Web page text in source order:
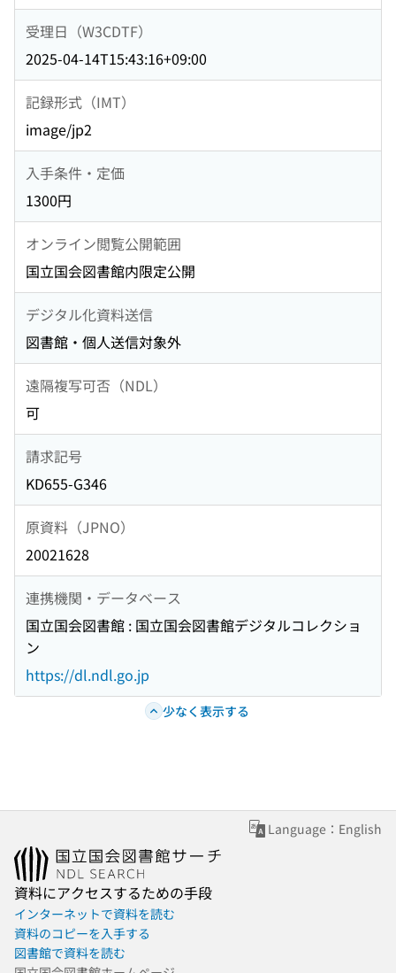
受理日（W3CDTF）
2025-04-14T15:43:16+09:00
記録形式（IMT）
image/jp2
入手条件・定価
1300円
オンライン閲覧公開範囲
国立国会図書館内限定公開
デジタル化資料送信
図書館・個人送信対象外
遠隔複写可否（NDL）
可
請求記号
KD655-G346
原資料（JPNO）
20021628
連携機関・データベース
国立国会図書館 : 国立国会図書館デジタルコレクショ
ン
https://dl.ndl.go.jp
少なく表示する
Language：English
資料にアクセスするための手段
インターネットで資料を読む
資料のコピーを入手する
図書館で資料を読む